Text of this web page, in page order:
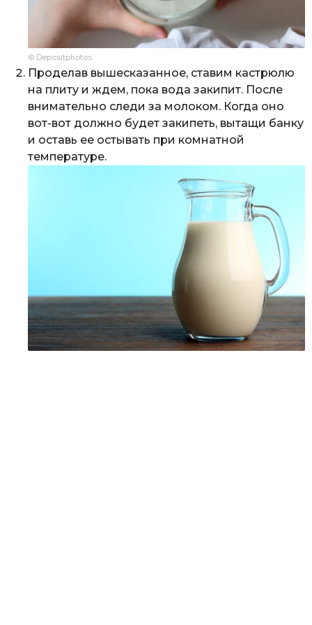
© Depositphotos
Проделав вышесказанное, ставим кастрюлю
на плиту и ждем, пока вода закипит. После
внимательно следи за молоком. Когда оно
вот-вот должно будет закипеть, вытащи банку
и оставь ее остывать при комнатной
температуре.